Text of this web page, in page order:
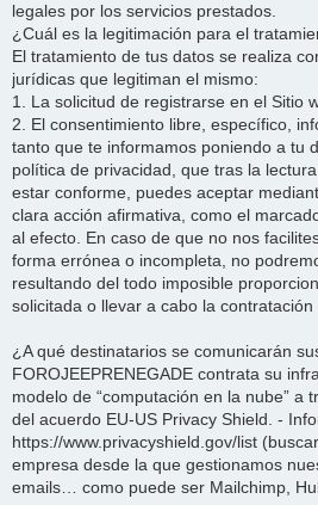
legales por los servicios prestados.
¿Cuál es la legitimación para el
El tratamiento de tus datos se realiza
jurídicas que legitiman el mismo:
1. La solicitud de registrarse en el Sitio
2. El consentimiento libre, específico,
tanto que te informamos poniendo a tu
política de privacidad, que tras la
estar conforme, puedes aceptar
clara acción afirmativa, como el
al efecto. En caso de que no nos
forma errónea o incompleta, no
resultando del todo imposible
solicitada o llevar a cabo la contratación
¿A qué destinatarios se comunicarán
FOROJEEPRENEGADE contrata su
modelo de “computación en la nube” a
del acuerdo EU-US Privacy Shield. -
https://www.privacyshield.gov/list
empresa desde la que gestionamos
emails… como puede ser Mailchimp,